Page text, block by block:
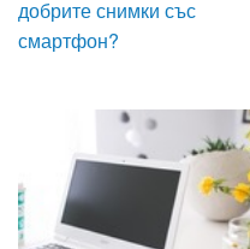
добрите снимки със
смартфон?